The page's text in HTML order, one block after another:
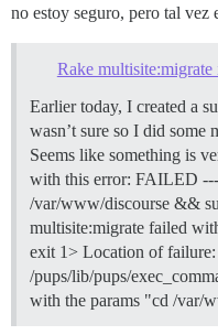
no estoy seguro, pero tal vez
Rake multisite:migrate
Earlier today, I created a
wasn’t sure so I did some
Seems like something is
with this error: FAILED
/var/www/discourse &&
multisite:migrate failed
exit 1> Location of failure:
/pups/lib/pups/
with the params "cd /var/